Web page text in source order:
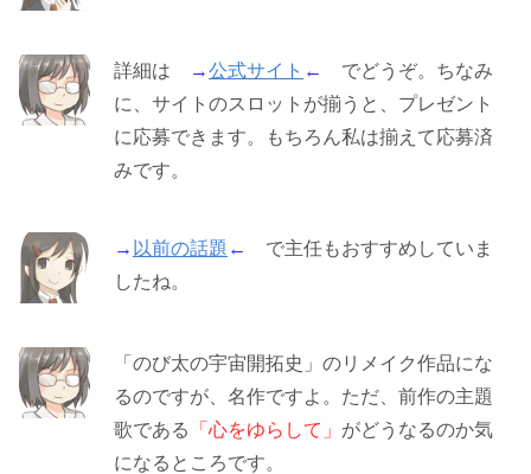
詳細は →公式サイト ←
でどうぞ。ちなみ
に、サイトのスロットが揃うと、プレゼント
に応募できます。もちろん私は揃えて応募済
みです。
→ 以前の話題 ←
で主任もおすすめしていま
したね。
「のび太の宇宙開拓史」のリメイク作品にな
るのですが、名作ですよ。ただ、前作の主題
歌である
「心をゆらして」 がどうなるのか気
になるところです。